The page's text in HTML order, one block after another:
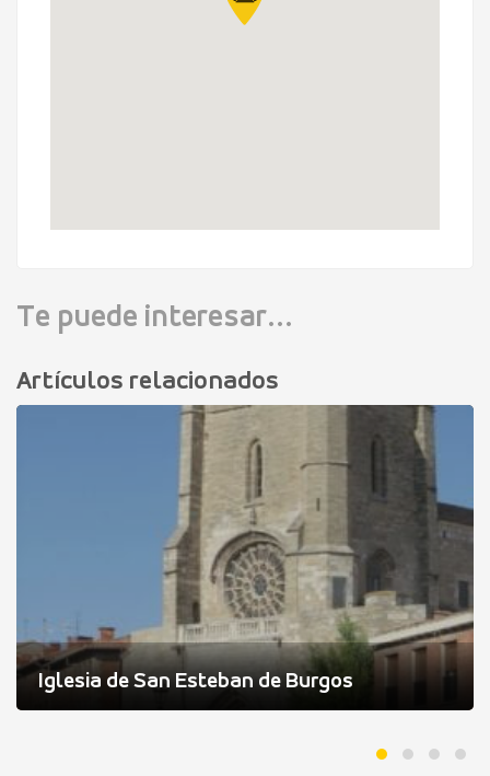
Te puede interesar...
Artículos relacionados
Iglesia de San Esteban de Burgos